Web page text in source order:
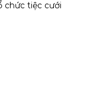
chức tiệc cưới